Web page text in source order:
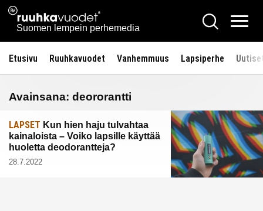
Siirry
sisältöön
Ruuhkavuodet.fi
Suomen lempein perhemedia
Hae
Etusivu Ruuhkavuodet Vanhemmuus Lapsiperhe
Avainsana: deororantti
LAPSET Kun hien haju tulvahtaa
kainaloista – Voiko lapsille käyttää
huoletta deodorantteja?
28.7.2022